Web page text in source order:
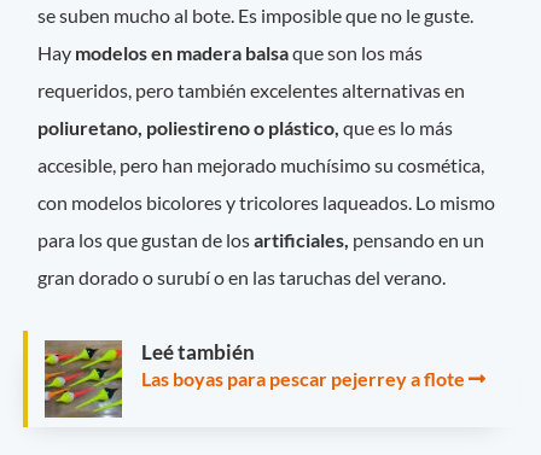
se suben mucho al bote. Es imposible que no le guste.
Hay modelos en madera balsaque son los más
requeridos, pero también excelentes alternativas en
poliuretano, poliestireno o plástico,que es lo más
accesible, pero han mejorado muchísimo su cosmética,
con modelos bicolores y tricolores laqueados. Lo mismo
para los que gustan de losartificiales, pensando en un
gran dorado o surubí o en las taruchas del verano.
Leé también
Las boyas para pescar pejerrey a flote